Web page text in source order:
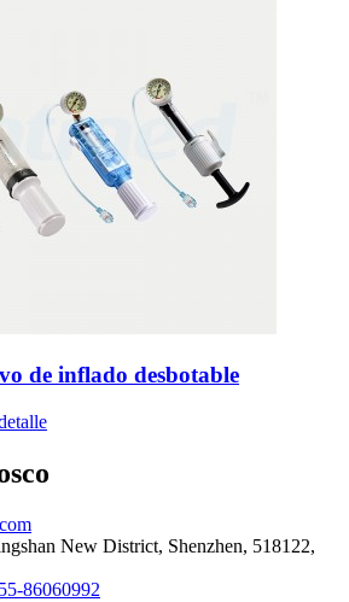
de inflado desbotable
New District, Shenzhen, 518122,
86060992